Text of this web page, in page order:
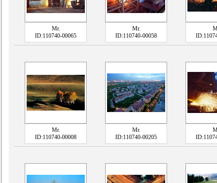
Mr.
ID:110740-00065
Mr.
ID:110740-00058
Mr.
ID:110740-00008
Mr.
ID:110740-00205